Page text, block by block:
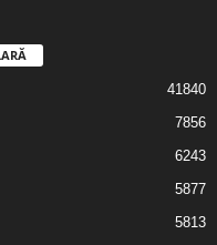
41840
7856
6243
5877
5813